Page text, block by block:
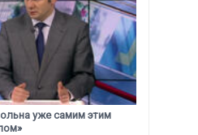
уже самим этим